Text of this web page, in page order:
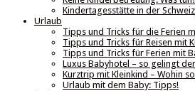
Kindertagesstätte in der Schweiz
Urlaub
Tipps und Tricks für die Ferien
Tipps und Tricks für Reisen mit
Tipps und Tricks für Ferien mit
Luxus Babyhotel – so gelingt
Kurztrip mit Kleinkind – Wohin
Urlaub mit dem Baby: Tipps!